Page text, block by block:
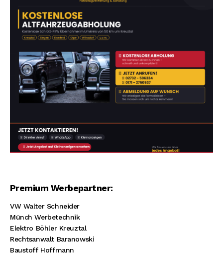
Premium Werbepartner:
VW Walter Schneider
Münch Werbetechnik
Elektro Böhler Kreuztal
Rechtsanwalt Baranowski
Baustoff Hoffmann